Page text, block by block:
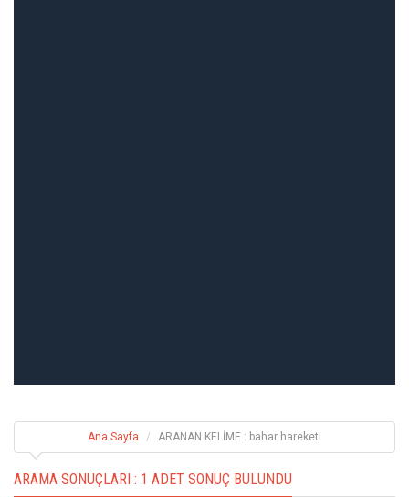
Ana Sayfa ARANAN KELİME : bahar hareketi
ARAMA SONUÇLARI : 1 ADET SONUÇ BULUNDU